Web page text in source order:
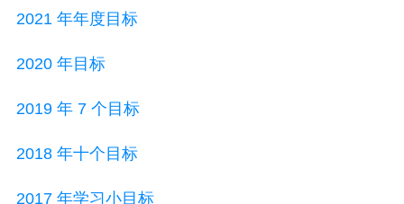
2021 年年度目标
2020 年目标
2019 年 7 个目标
2018 年十个目标
2017 年学习小目标